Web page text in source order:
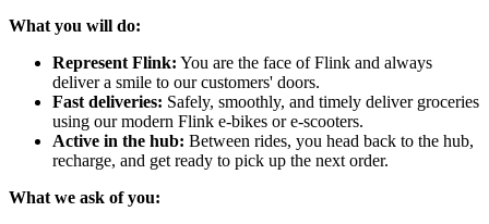
What you will do:
Represent Flink: You are the face of Flink and always
deliver a smile to our customers' doors.
Fast deliveries: Safely, smoothly, and timely deliver groceries
using our modern Flink e-bikes or e-scooters.
Active in the hub: Between rides, you head back to the hub,
recharge, and get ready to pick up the next order.
What we ask of you: